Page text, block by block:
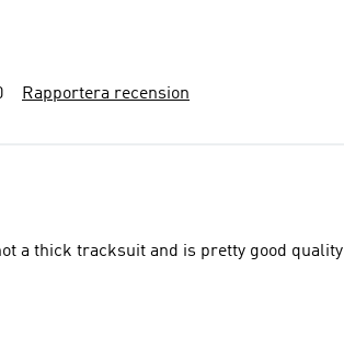
Rapportera recension
a thick tracksuit and is pretty good quality